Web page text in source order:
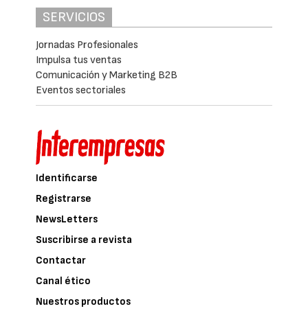
SERVICIOS
Jornadas Profesionales
Impulsa tus ventas
Comunicación y Marketing B2B
Eventos sectoriales
Identificarse
Registrarse
NewsLetters
Suscribirse a revista
Contactar
Canal ético
Nuestros productos